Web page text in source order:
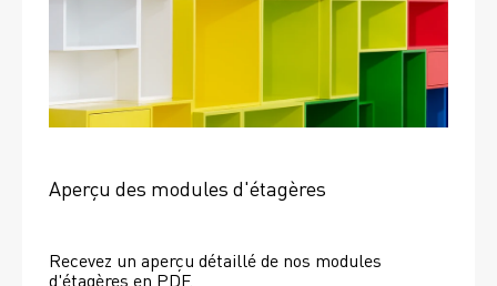
Aperçu des modules d'étagères
Recevez un aperçu détaillé de nos modules
d'étagères en PDF.